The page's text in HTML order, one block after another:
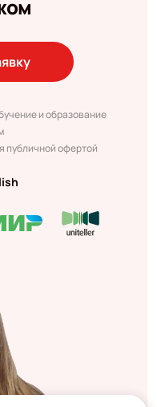
и образование
публичной офертой